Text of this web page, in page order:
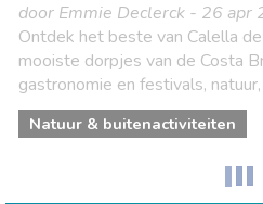
door Emmie Declerck - 26 apr
Ontdek het beste van Calella
mooiste dorpjes van de Costa
gastronomie en festivals,
Natuur & buitenactiviteiten